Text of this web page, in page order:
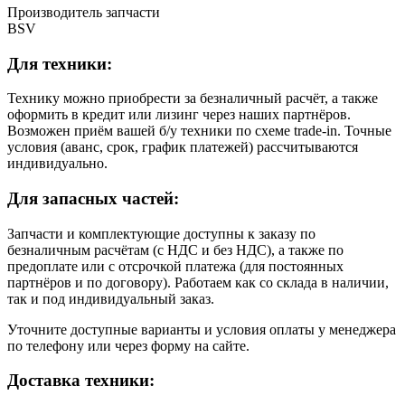
Производитель запчасти
BSV
Для техники:
Технику можно приобрести за безналичный расчёт, а также
оформить в кредит или лизинг через наших партнёров.
Возможен приём вашей б/у техники по схеме trade-in. Точные
условия (аванс, срок, график платежей) рассчитываются
индивидуально.
Для запасных частей:
Запчасти и комплектующие доступны к заказу по
безналичным расчётам (с НДС и без НДС), а также по
предоплате или с отсрочкой платежа (для постоянных
партнёров и по договору). Работаем как со склада в наличии,
так и под индивидуальный заказ.
Уточните доступные варианты и условия оплаты у менеджера
по телефону или через форму на сайте.
Доставка техники: